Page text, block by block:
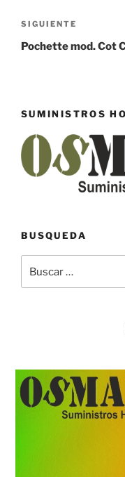
Siguiente
entrada
SIGUIENTE
Pochette mod. Cot
SUMINISTROS
BUSQUEDA
por: